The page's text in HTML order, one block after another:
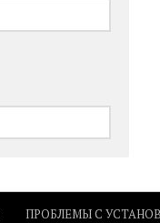
ПРОБЛЕМЫ С